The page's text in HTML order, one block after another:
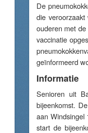
De
die
ouderen met
vaccinatie
geïnformeerd
Informatie
Senioren uit
bijeenkomst.
aan Windsingel
start de